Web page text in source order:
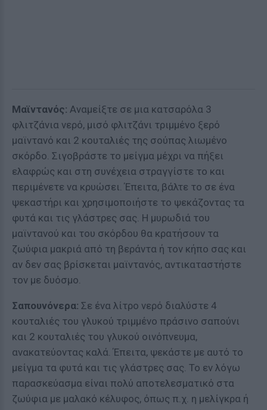
Μαϊντανός: Αναμείξτε σε μια κατσαρόλα 3
φλιτζάνια νερό, μισό φλιτζάνι τριμμένο ξερό
μαϊντανό και 2 κουταλιές της σούπας λιωμένο
σκόρδο. Σιγοβράστε το μείγμα μέχρι να πήξει
ελαφρώς και στη συνέχεια στραγγίστε το και
περιμένετε να κρυώσει. Έπειτα, βάλτε το σε ένα
ψεκαστήρι και χρησιμοποιήστε το ψεκάζοντας τα
φυτά και τις γλάστρες σας. Η μυρωδιά του
μαϊντανού και του σκόρδου θα κρατήσουν τα
ζωύφια μακριά από τη βεράντα ή τον κήπο σας και
αν δεν σας βρίσκεται μαϊντανός, αντικαταστήστε
τον με δυόσμο.
Σαπουνόνερα: Σε ένα λίτρο νερό διαλύστε 4
κουταλιές του γλυκού τριμμένο πράσινο σαπούνι
και 2 κουταλιές του γλυκού οινόπνευμα,
ανακατεύοντας καλά. Έπειτα, ψεκάστε με αυτό το
μείγμα τα φυτά και τις γλάστρες σας. Το εν λόγω
παρασκεύασμα είναι πολύ αποτελεσματικό στα
ζωύφια με μαλακό κέλυφος, όπως π.χ. η μελίγκρα ή